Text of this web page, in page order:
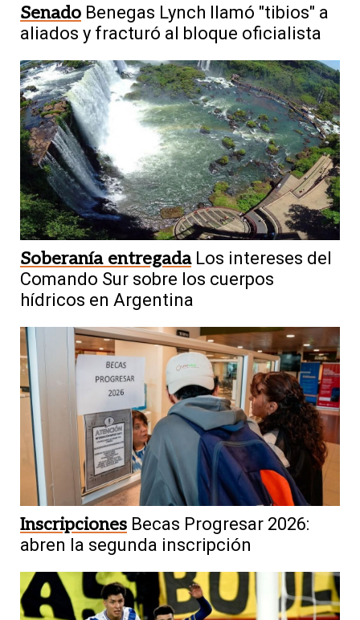
Senado Benegas Lynch llamó "tibios" a
aliados y fracturó al bloque oficialista
Soberanía entregada Los intereses del
Comando Sur sobre los cuerpos
hídricos en Argentina
Inscripciones Becas Progresar 2026:
abren la segunda inscripción